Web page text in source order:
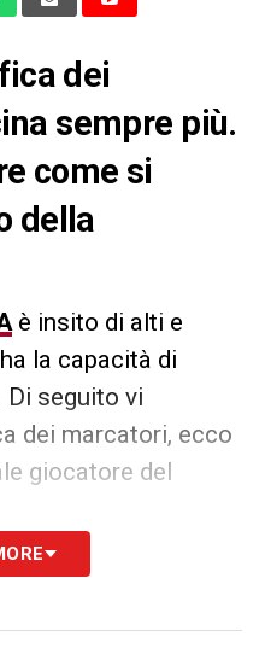
dei
sempre più.
come si
della
è insito di alti e
la capacità di
seguito vi
dei marcatori, ecco
giocatore del